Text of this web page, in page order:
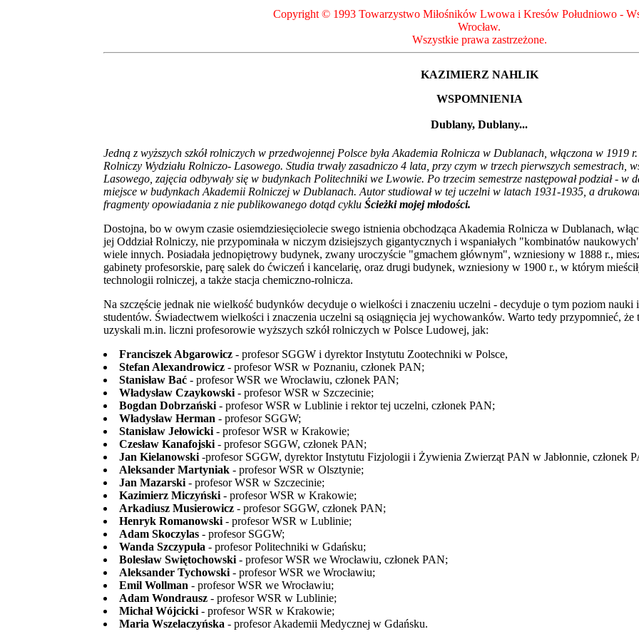
Copyright © 1993 Towarzystwo Miłośników Lwowa i Kresów Południowo -
Wrocław.
Wszystkie prawa zastrzeżone.
KAZIMIERZ NAHLIK
WSPOMNIENIA
Dublany, Dublany...
Jedną z wyższych szkół rolniczych w przedwojennej Polsce była Akademia Rolnicza w Dublanach, włączona w 1919
Rolniczy Wydziału Rolniczo- Lasowego. Studia trwały zasadniczo 4 lata, przy czym w trzech pierwszych semestrach,
Lasowego, zajęcia odbywały się w budynkach Politechniki we Lwowie. Po trzecim semestrze następował podział - w
miejsce w budynkach Akademii Rolniczej w Dublanach. Autor studiował w tej uczelni w latach 1931-1935, a
fragmenty opowiadania z nie publikowanego dotąd cyklu Ścieżki mojej młodości.
Dostojna, bo w owym czasie osiemdziesięciolecie swego istnienia obchodząca Akademia Rolnicza w Dublanach,
jej Oddział Rolniczy, nie przypominała w niczym dzisiejszych gigantycznych i wspaniałych "kombinatów
wiele innych. Posiadała jednopiętrowy budynek, zwany uroczyście "gmachem głównym", wzniesiony w 1888 r.,
gabinety profesorskie, parę salek do ćwiczeń i kancelarię, oraz drugi budynek, wzniesiony w 1900 r., w którym
technologii rolniczej, a także stacja chemiczno-rolnicza.
Na szczęście jednak nie wielkość budynków decyduje o wielkości i znaczeniu uczelni - decyduje o tym poziom nauki
studentów. Świadectwem wielkości i znaczenia uczelni są osiągnięcia jej wychowanków. Warto tedy przypomnieć,
uzyskali m.in. liczni profesorowie wyższych szkół rolniczych w Polsce Ludowej, jak:
Franciszek Abgarowicz - profesor SGGW i dyrektor Instytutu Zootechniki w Polsce,
Stefan Alexandrowicz - profesor WSR w Poznaniu, członek PAN;
Stanisław Bać - profesor WSR we Wrocławiu, członek PAN;
Władysław Czaykowski - profesor WSR w Szczecinie;
Bogdan Dobrzański - profesor WSR w Lublinie i rektor tej uczelni, członek PAN;
Władysław Herman - profesor SGGW;
Stanisław Jełowicki - profesor WSR w Krakowie;
Czesław Kanafojski - profesor SGGW, członek PAN;
Jan Kielanowski -profesor SGGW, dyrektor Instytutu Fizjologii i Żywienia Zwierząt PAN w Jabłonnie, członek
Aleksander Martyniak - profesor WSR w Olsztynie;
Jan Mazarski - profesor WSR w Szczecinie;
Kazimierz Miczyński - profesor WSR w Krakowie;
Arkadiusz Musierowicz - profesor SGGW, członek PAN;
Henryk Romanowski - profesor WSR w Lublinie;
Adam Skoczylas - profesor SGGW;
Wanda Szczypuła - profesor Politechniki w Gdańsku;
Bolesław Swiętochowski - profesor WSR we Wrocławiu, członek PAN;
Aleksander Tychowski - profesor WSR we Wrocławiu;
Emil Wollman - profesor WSR we Wrocławiu;
Adam Wondrausz - profesor WSR w Lublinie;
Michał Wójcicki - profesor WSR w Krakowie;
Maria Wszelaczyńska - profesor Akademii Medycznej w Gdańsku.